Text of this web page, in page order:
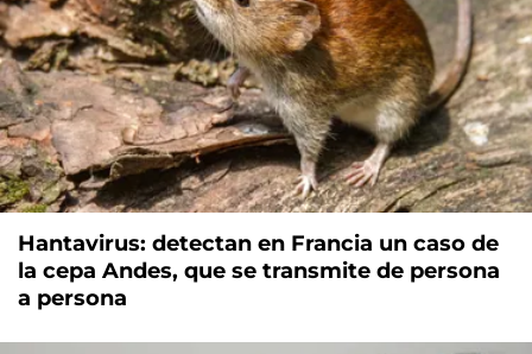
Hantavirus: detectan en Francia un caso de
la cepa Andes, que se transmite de persona
a persona